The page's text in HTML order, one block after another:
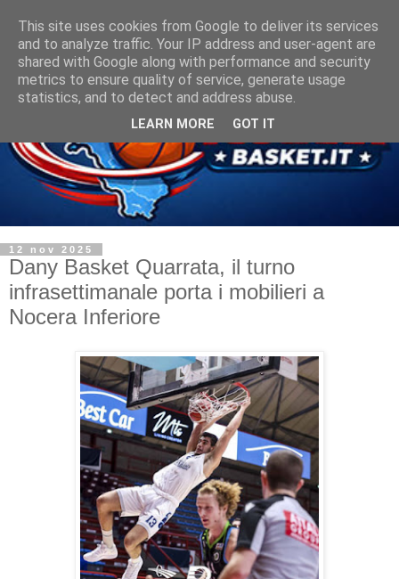
12 nov 2025
Dany Basket Quarrata, il turno
infrasettimanale porta i mobilieri a
Nocera Inferiore
This site uses cookies from Google to deliver its services
and to analyze traffic. Your IP address and user-agent are
shared with Google along with performance and security
metrics to ensure quality of service, generate usage
statistics, and to detect and address abuse.
LEARN MORE GOT IT